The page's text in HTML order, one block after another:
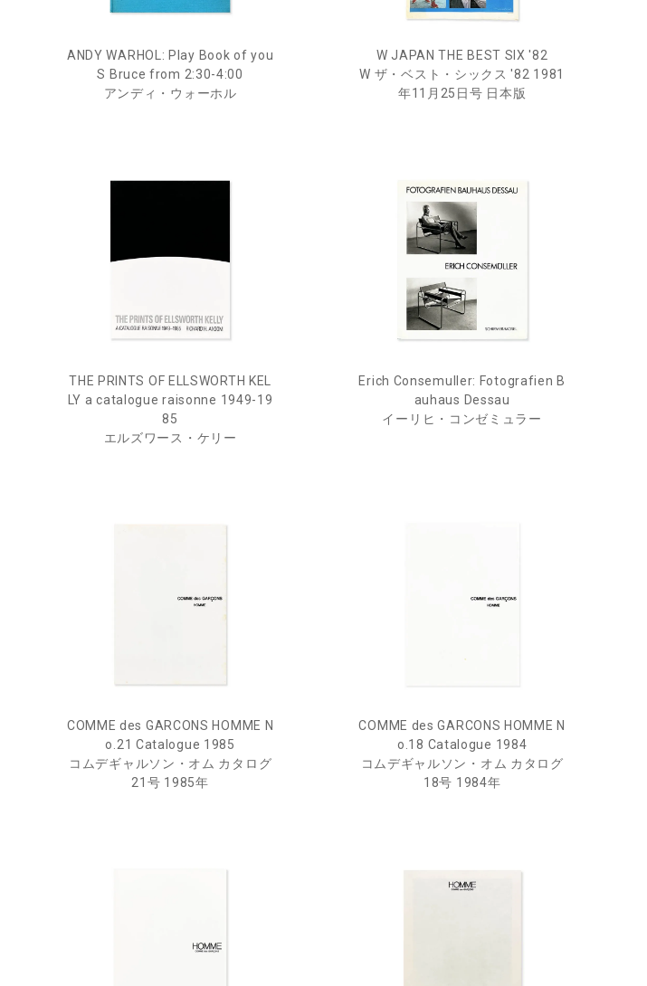
ANDY WARHOL: Play Book of you
S Bruce from 2:30-4:00
アンディ・ウォーホル
W JAPAN THE BEST SIX '82
W ザ・ベスト・シックス '82 1981
年11月25日号 日本版
THE PRINTS OF ELLSWORTH KEL
LY a catalogue raisonne 1949-19
85
エルズワース・ケリー
Erich Consemuller: Fotografien B
auhaus Dessau
イーリヒ・コンゼミュラー
COMME des GARCONS HOMME N
o.21 Catalogue 1985
コムデギャルソン・オム カタログ
21号 1985年
COMME des GARCONS HOMME N
o.18 Catalogue 1984
コムデギャルソン・オム カタログ
18号 1984年